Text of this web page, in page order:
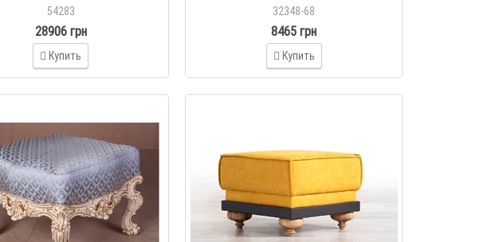
54283
28906 грн
Купить
32348-68
8465 грн
Купить